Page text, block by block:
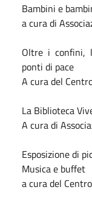
Bambini e
a cura di
Oltre i confini,
ponti di pace
A cura del
La Biblioteca
A cura di
Esposizione di
Musica e buffet
a cura del